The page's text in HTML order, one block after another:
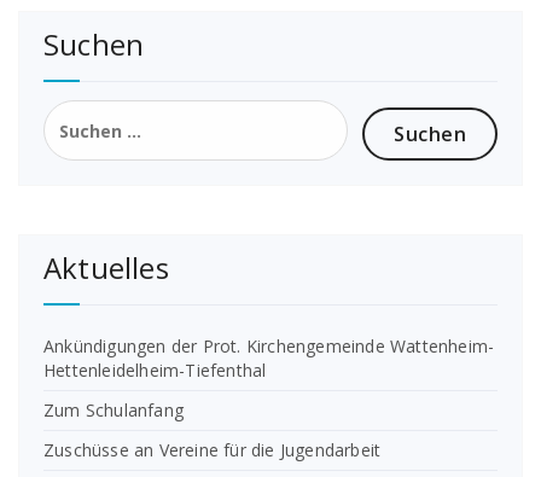
Suchen
Suchen
nach:
Aktuelles
Ankündigungen der Prot. Kirchengemeinde Wattenheim-
Hettenleidelheim-Tiefenthal
Zum Schulanfang
Zuschüsse an Vereine für die Jugendarbeit